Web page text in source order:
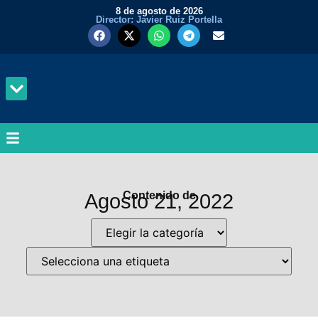
8 de agosto de 2026
Director: Javier Ruiz Portella
Contenido de
Agosto 21, 2022